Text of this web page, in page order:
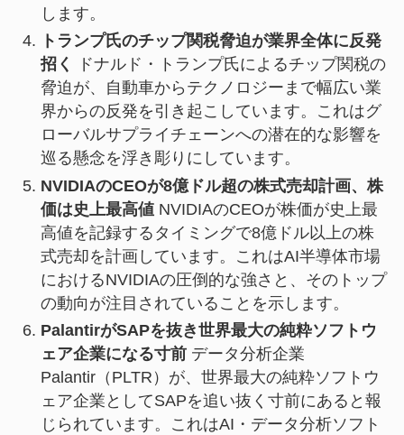
します。
トランプ氏のチップ関税脅迫が業界全体に反発
招く
ドナルド・トランプ氏によるチップ関税の
脅迫が、自動車からテクノロジーまで幅広い業
界からの反発を引き起こしています。これはグ
ローバルサプライチェーンへの潜在的な影響を
巡る懸念を浮き彫りにしています。
NVIDIAのCEOが8億ドル超の株式売却計画、株
価は史上最高値NVIDIAのCEOが株価が史上最
高値を記録するタイミングで8億ドル以上の株
式売却を計画しています。これはAI半導体市場
におけるNVIDIAの圧倒的な強さと、そのトップ
の動向が注目されていることを示します。
PalantirがSAPを抜き世界最大の純粋ソフトウ
ェア企業になる寸前データ分析企業
Palantir（PLTR）が、世界最大の純粋ソフトウ
ェア企業としてSAPを追い抜く寸前にあると報
じられています。これはAI・データ分析ソフト